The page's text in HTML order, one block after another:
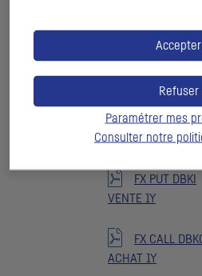
FX CALL DBKI
VENTE 1Y
FX PUT DBKI
ACHAT 1Y
FX PUT DBKI
VENTE 1Y
FX CALL
ACHAT 1Y
Accepter
Refuser
Paramétrer mes
Consulter notre